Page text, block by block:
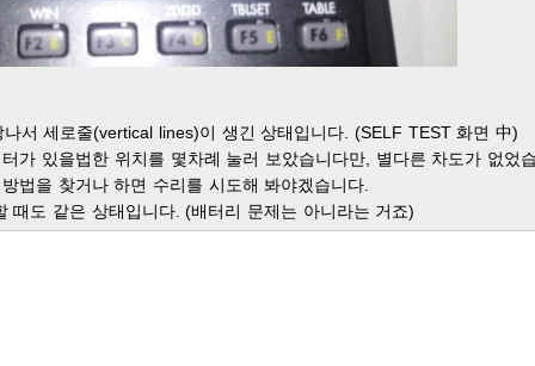
서 세로줄(vertical lines)이 생긴 상태입니다. (SELF TEST 화면 中)
가 있을법한 위치를 몇차례 눌러 보았습니다만, 별다른 차도가 없
법을 찾거나 하면 수리를 시도해 봐야겠습니다.
도 같은 상태입니다. (배터리 문제는 아니라는 거죠)